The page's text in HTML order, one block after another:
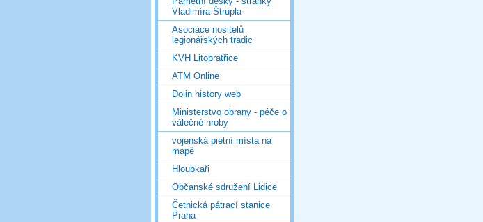
Vladimíra Štrupla
Asociace nositelů
legionářských tradic
KVH Litobratřice
ATM Online
Dolin history web
Ministerstvo obrany - péče o
válečné hroby
vojenská pietní místa na
mapě
Hloubkaři
Občanské sdružení Lidice
Četnická pátrací stanice
Praha